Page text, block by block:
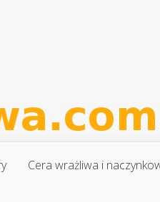
Cera wrażliwa i